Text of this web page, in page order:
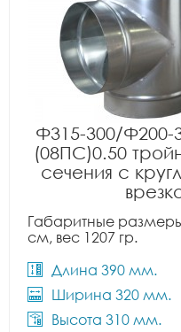
Ф315-300/Ф200-
(08ПС)0.50
сечения с
Габаритные
см, вес 1207 гр.
Длина 390 мм.
Ширина 320 мм.
Высота 310 мм.